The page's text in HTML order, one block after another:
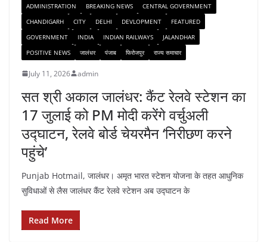
ADMINISTRATION BREAKING NEWS
CENTRAL GOVERNMENT
CHANDIGARH
CITY DELHI DEVLOPMENT
FEATURED
GOVERNMENT
INDIA INDIAN RAILWAYS
JALANDHAR
POSITIVE NEWS
जालंधर पंजाब फिरोजपुर राज्य समाचार
July 11, 2026 admin
सत श्री अकाल जालंधर: कैंट रेलवे स्टेशन का
17 जुलाई को PM मोदी करेंगे वर्चुअली
उद्घाटन, रेलवे बोर्ड चेयरमैन ‘निरीछण करने
पहुंचे’
Punjab Hotmail, जालंधर। अमृत भारत स्टेशन योजना के तहत आधुनिक
सुविधाओं से लैस जालंधर कैंट रेलवे स्टेशन अब उद्घाटन के
Read More